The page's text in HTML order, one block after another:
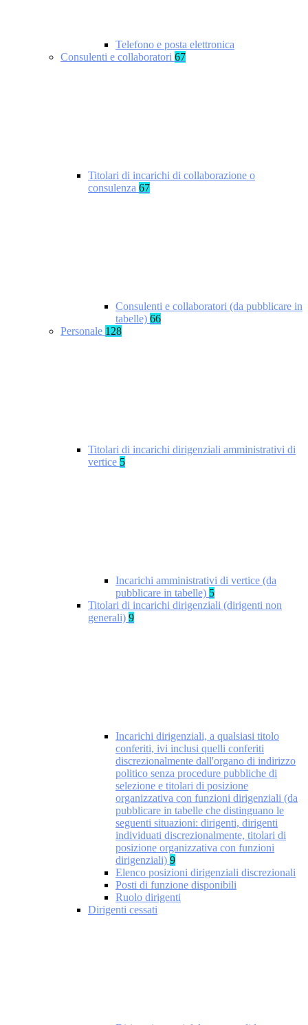
Telefono e posta elettronica
Consulenti e collaboratori 67
Titolari di incarichi di collaborazione o
consulenza 67
Consulenti e collaboratori (da pubblicare in
tabelle) 66
Personale 128
Titolari di incarichi dirigenziali amministrativi di
vertice 5
Incarichi amministrativi di vertice (da
pubblicare in tabelle) 5
Titolari di incarichi dirigenziali (dirigenti non
generali) 9
Incarichi dirigenziali, a qualsiasi titolo
conferiti, ivi inclusi quelli conferiti
discrezionalmente dall'organo di indirizzo
politico senza procedure pubbliche di
selezione e titolari di posizione
organizzativa con funzioni dirigenziali (da
pubblicare in tabelle che distinguano le
seguenti situazioni: dirigenti, dirigenti
individuati discrezionalmente, titolari di
posizione organizzativa con funzioni
dirigenziali) 9
Elenco posizioni dirigenziali discrezionali
Posti di funzione disponibili
Ruolo dirigenti
Dirigenti cessati